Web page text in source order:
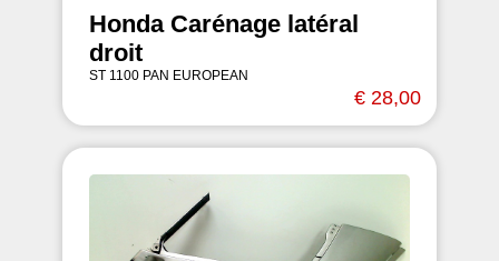
Honda Carénage latéral
droit
ST 1100 PAN EUROPEAN
€ 28,00